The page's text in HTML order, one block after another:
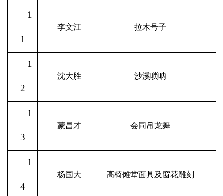
1
1
李文江 拉木号子
1
2
沈大胜 沙溪唢呐
1
3
蒙昌才 会同吊龙舞
1
4
杨国大 高椅傩堂面具及窗花雕刻